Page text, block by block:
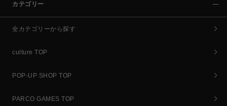
カテゴリー
全カテゴリーから探す
culture TOP
POP-UP SHOP TOP
PARCO GAMES TOP